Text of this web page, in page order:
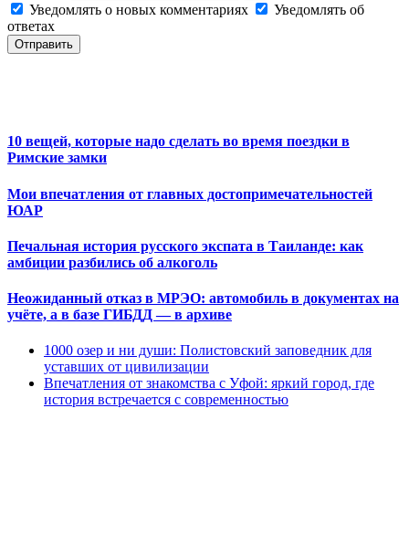
Уведомлять о новых комментариях
Уведомлять об
ответах
Отправить
10 вещей, которые надо сделать во время поездки в
Римские замки
Мои впечатления от главных достопримечательностей
ЮАР
Печальная история русского экспата в Таиланде: как
амбиции разбились об алкоголь
Неожиданный отказ в МРЭО: автомобиль в документах на
учёте, а в базе ГИБДД — в архиве
1000 озер и ни души: Полистовский заповедник для
уставших от цивилизации
Впечатления от знакомства с Уфой: яркий город, где
история встречается с современностью